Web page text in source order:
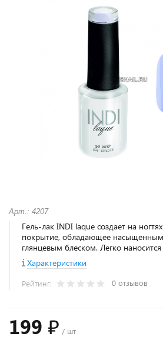
Арт.: 4207
Гель-лак INDI laque создает на
покрытие, обладающее
глянцевым блеском. Легко
Характеристики
Рейтинг: 0 отзывов
199 ₽ / шт